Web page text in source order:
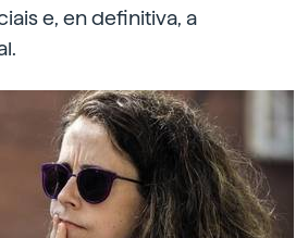
e, en definitiva, a